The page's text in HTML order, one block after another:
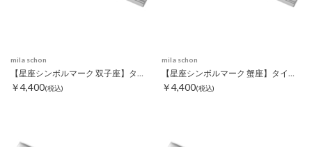
mila schon
￥4,400(税込)
mila schon
￥4,400(税込)